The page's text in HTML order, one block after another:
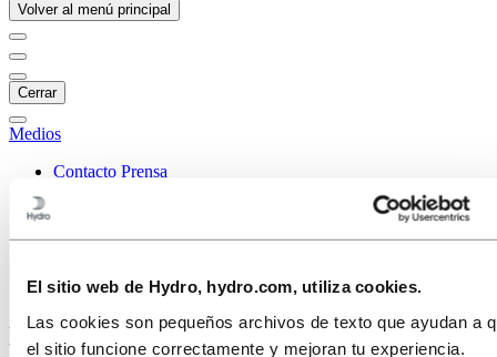
El sitio web de Hydro, hydro.com, utiliza cookies.
Las cookies son pequeños archivos de texto que ayudan a
el sitio funcione correctamente y mejoran tu experiencia.
Volver al menú principal
Cerrar
Medios
Contacto Prensa
Hydro de un vistazo
Hydro de un vistazo